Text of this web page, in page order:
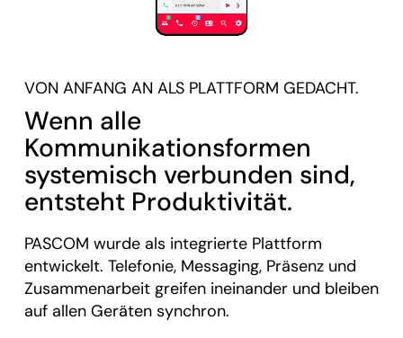
VON ANFANG AN ALS PLATTFORM GEDACHT.
Wenn alle
Kommunikationsformen
systemisch verbunden sind,
entsteht Produktivität.
PASCOM wurde als integrierte Plattform
entwickelt. Telefonie, Messaging, Präsenz und
Zusammenarbeit greifen ineinander und bleiben
auf allen Geräten synchron.